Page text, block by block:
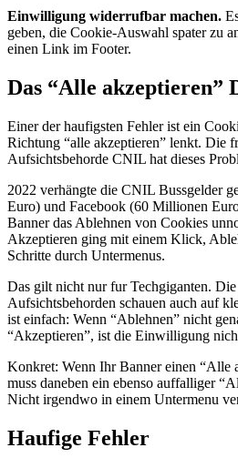
Einwilligung widerrufbar machen.
geben, die Cookie-Auswahl spater zu
einen Link im Footer.
Das “Alle akzeptieren”
Einer der haufigsten Fehler ist ein
Richtung “alle akzeptieren” lenkt. Die
Aufsichtsbehorde CNIL hat dieses
2022 verhängte die CNIL Bussgelder
Euro) und Facebook (60 Millionen
Banner das Ablehnen von Cookies
Akzeptieren ging mit einem Klick,
Schritte durch Untermenus.
Das gilt nicht nur fur Techgiganten.
Aufsichtsbehorden schauen auch auf
ist einfach: Wenn “Ablehnen” nicht
“Akzeptieren”, ist die Einwilligung
Konkret: Wenn Ihr Banner einen “Alle
muss daneben ein ebenso auffalliger
Nicht irgendwo in einem Untermenu
Haufige Fehler